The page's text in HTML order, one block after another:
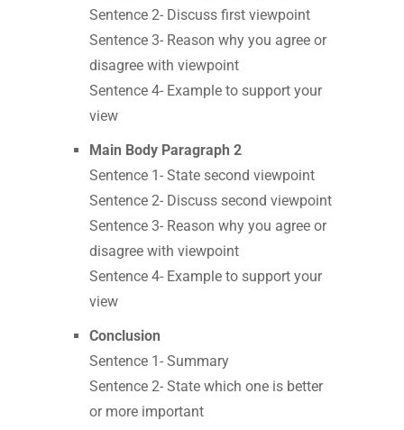
Sentence 2- Discuss first viewpoint
Sentence 3- Reason why you agree or
disagree with viewpoint
Sentence 4- Example to support your
view
Main Body Paragraph 2
Sentence 1- State second viewpoint
Sentence 2- Discuss second viewpoint
Sentence 3- Reason why you agree or
disagree with viewpoint
Sentence 4- Example to support your
view
Conclusion
Sentence 1- Summary
Sentence 2- State which one is better
or more important